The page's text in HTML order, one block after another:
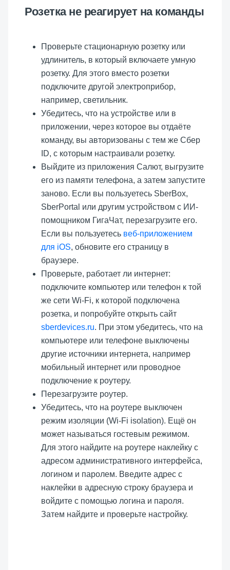
Розетка не реагирует на команды
Проверьте стационарную розетку или
удлинитель, в который включаете умную
розетку. Для этого вместо розетки
подключите другой электроприбор,
например, светильник.
Убедитесь, что на устройстве или в
приложении, через которое вы отдаёте
команду, вы авторизованы с тем же Сбер
ID, с которым настраивали розетку.
Выйдите из приложения Салют, выгрузите
его из памяти телефона, а затем запустите
заново. Если вы пользуетесь SberBox,
SberPortal или другим устройством с ИИ-
помощником ГигаЧат, перезагрузите его.
Если вы пользуетесь веб-приложением
для iOS, обновите его страницу в
браузере.
Проверьте, работает ли интернет:
подключите компьютер или телефон к той
же сети Wi-Fi, к которой подключена
розетка, и попробуйте открыть сайт
sberdevices.ru. При этом убедитесь, что на
компьютере или телефоне выключены
другие источники интернета, например
мобильный интернет или проводное
подключение к роутеру.
Перезагрузите роутер.
Убедитесь, что на роутере выключен
режим изоляции (Wi-Fi isolation). Ещё он
может называться гостевым режимом.
Для этого найдите на роутере наклейку с
адресом административного интерфейса,
логином и паролем. Введите адрес с
наклейки в адресную строку браузера и
войдите с помощью логина и пароля.
Затем найдите и проверьте настройку.